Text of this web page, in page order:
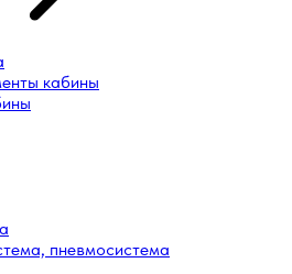
кабины
пневмосистема